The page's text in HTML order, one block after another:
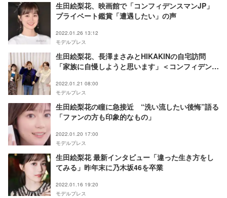
生田絵梨花、映画館で「コンフィデンスマンJP」
プライベート鑑賞「遭遇したい」の声
2022.01.26 13:12
モデルプレス
生田絵梨花、長澤まさみとHIKAKINの自宅訪問
「家族に自慢しようと思います」＜コンフィデンス
2022.01.21 08:00
モデルプレス
生田絵梨花の瞳に急接近 “洗い流したい後悔”語る
「ファンの方も印象的なもの」
2022.01.20 17:00
モデルプレス
生田絵梨花 最新インタビュー「違った生き方をし
てみる」昨年末に乃木坂46を卒業
2022.01.16 19:20
モデルプレス